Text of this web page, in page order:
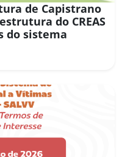
de Capistrano
do CREAS
do sistema